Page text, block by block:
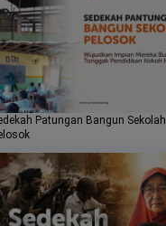
Patungan Bangun Sekolah